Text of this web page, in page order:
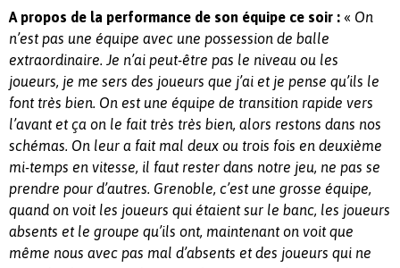
A propos de la performance de son équipe ce soir : « On
n’est pas une équipe avec une possession de balle
extraordinaire. Je n’ai peut-être pas le niveau ou les
joueurs, je me sers des joueurs que j’ai et je pense qu’ils le
font très bien. On est une équipe de transition rapide vers
l’avant et ça on le fait très très bien, alors restons dans nos
schémas. On leur a fait mal deux ou trois fois en deuxième
mi-temps en vitesse, il faut rester dans notre jeu, ne pas se
prendre pour d’autres. Grenoble, c’est une grosse équipe,
quand on voit les joueurs qui étaient sur le banc, les joueurs
absents et le groupe qu’ils ont, maintenant on voit que
même nous avec pas mal d’absents et des joueurs qui ne